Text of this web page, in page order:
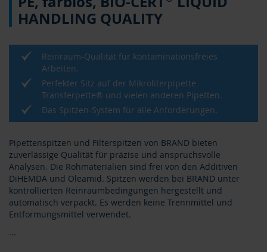
Bildergalerie
springen
HANDLING QUALITY
Reinraum-Qualität für kontaminationsfreies
Arbeiten.
Perfekter Sitz auf der Mikroliterpipette
Transferpette® und vielen anderen Pipetten.
Das Spitzen-System für alle Anforderungen.
Pipettenspitzen und Filterspitzen von BRAND bieten
zuverlässige Qualität für präzise und anspruchsvolle
Analysen. Die Rohmaterialien sind frei von den Additiven
DiHEMDA und Oleamid. Spitzen werden bei BRAND unter
kontrollierten Reinraumbedingungen hergestellt und
automatisch verpackt. Es werden keine Trennmittel und
Entformungsmittel verwendet.
...